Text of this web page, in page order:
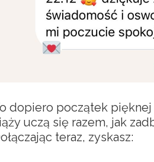
dopiero początek pięknej
uczą się razem, jak
teraz, zyskasz: